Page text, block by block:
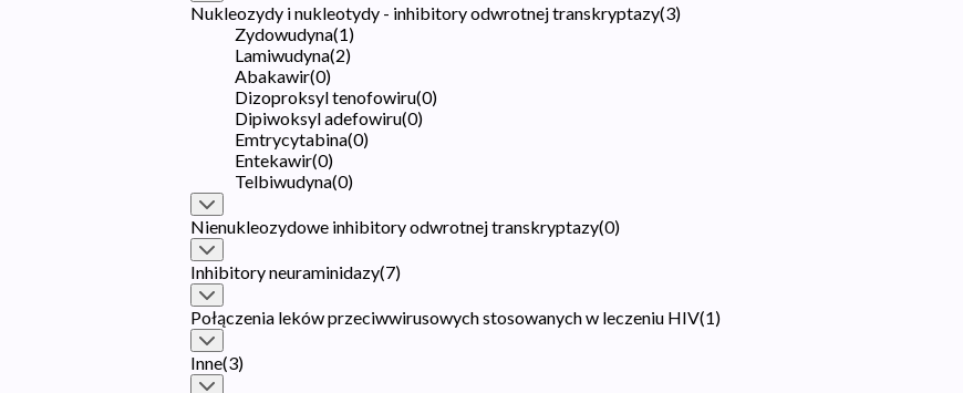
Nukleozydy i nukleotydy - inhibitory odwrotnej transkryptazy(3)
Zydowudyna(1)
Lamiwudyna(2)
Abakawir(0)
Dizoproksyl tenofowiru(0)
Dipiwoksyl adefowiru(0)
Emtrycytabina(0)
Entekawir(0)
Telbiwudyna(0)
Nienukleozydowe inhibitory odwrotnej transkryptazy(0)
Inhibitory neuraminidazy(7)
Połączenia leków przeciwwirusowych stosowanych w leczeniu HIV(1)
Inne(3)